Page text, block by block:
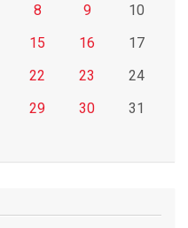
8 9
10
15 16
17
22 23
24
29 30
31